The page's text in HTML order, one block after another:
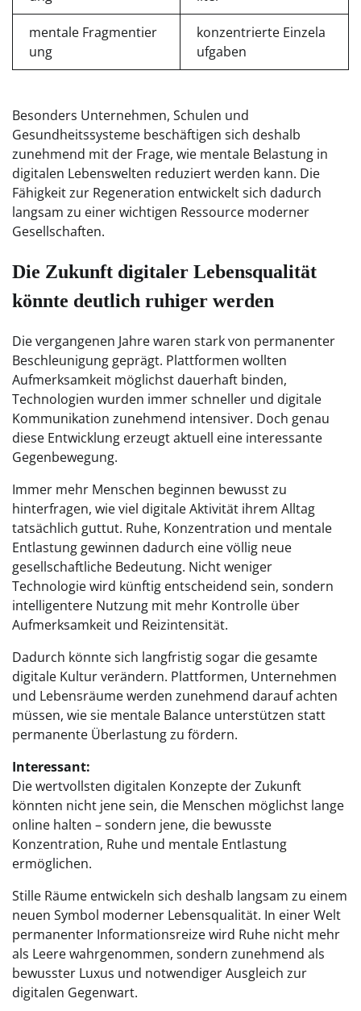
mentale Fragmentier
ung
konzentrierte Einzela
ufgaben
Besonders Unternehmen, Schulen und
Gesundheitssysteme beschäftigen sich deshalb
zunehmend mit der Frage, wie mentale Belastung in
digitalen Lebenswelten reduziert werden kann. Die
Fähigkeit zur Regeneration entwickelt sich dadurch
langsam zu einer wichtigen Ressource moderner
Gesellschaften.
Die Zukunft digitaler Lebensqualität
könnte deutlich ruhiger werden
Die vergangenen Jahre waren stark von permanenter
Beschleunigung geprägt. Plattformen wollten
Aufmerksamkeit möglichst dauerhaft binden,
Technologien wurden immer schneller und digitale
Kommunikation zunehmend intensiver. Doch genau
diese Entwicklung erzeugt aktuell eine interessante
Gegenbewegung.
Immer mehr Menschen beginnen bewusst zu
hinterfragen, wie viel digitale Aktivität ihrem Alltag
tatsächlich guttut. Ruhe, Konzentration und mentale
Entlastung gewinnen dadurch eine völlig neue
gesellschaftliche Bedeutung. Nicht weniger
Technologie wird künftig entscheidend sein, sondern
intelligentere Nutzung mit mehr Kontrolle über
Aufmerksamkeit und Reizintensität.
Dadurch könnte sich langfristig sogar die gesamte
digitale Kultur verändern. Plattformen, Unternehmen
und Lebensräume werden zunehmend darauf achten
müssen, wie sie mentale Balance unterstützen statt
permanente Überlastung zu fördern.
Interessant:
Die wertvollsten digitalen Konzepte der Zukunft
könnten nicht jene sein, die Menschen möglichst lange
online halten – sondern jene, die bewusste
Konzentration, Ruhe und mentale Entlastung
ermöglichen.
Stille Räume entwickeln sich deshalb langsam zu einem
neuen Symbol moderner Lebensqualität. In einer Welt
permanenter Informationsreize wird Ruhe nicht mehr
als Leere wahrgenommen, sondern zunehmend als
bewusster Luxus und notwendiger Ausgleich zur
digitalen Gegenwart.